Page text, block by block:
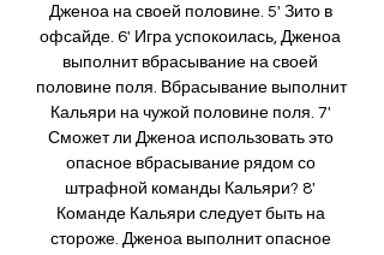
Дженоа на своей половине. 5' Зито в
офсайде. 6' Игра успокоилась, Дженоа
выполнит вбрасывание на своей
половине поля. Вбрасывание выполнит
Кальяри на чужой половине поля. 7'
Сможет ли Дженоа использовать это
опасное вбрасывание рядом со
штрафной команды Кальяри? 8'
Команде Кальяри следует быть на
стороже. Дженоа выполнит опасное